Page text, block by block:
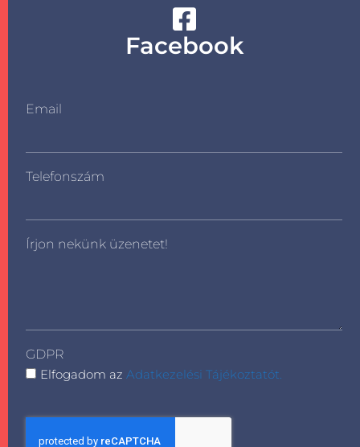
Facebook
Email
Telefonszám
Írjon nekünk üzenetet!
GDPR
Elfogadom azAdatkezelési Tájékoztatót.